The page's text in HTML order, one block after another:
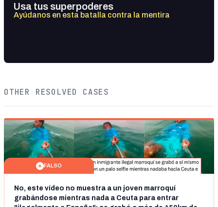
Usa tus superpoderes
Ayúdanos en esta batalla contra la mentira
OTHER RESOLVED CASES
FALSO
No, este vídeo no muestra a un joven marroquí
grabándose mientras nada a Ceuta para entrar